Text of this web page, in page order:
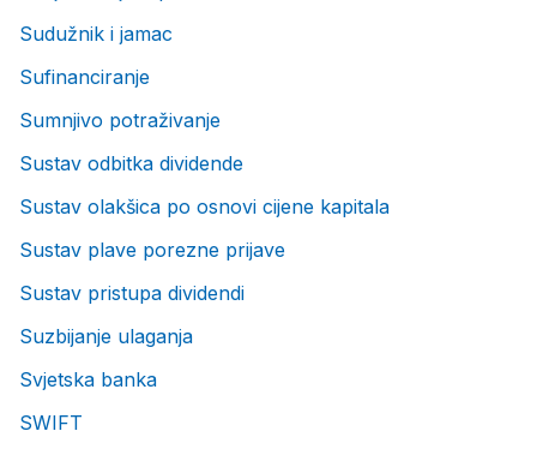
Sudužnik i jamac
Sufinanciranje
Sumnjivo potraživanje
Sustav odbitka dividende
Sustav olakšica po osnovi cijene kapitala
Sustav plave porezne prijave
Sustav pristupa dividendi
Suzbijanje ulaganja
Svjetska banka
SWIFT